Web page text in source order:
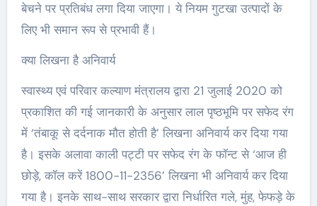
बेचने पर प्रतिबंध लगा दिया जाएगा। ये नियम गुटखा उत्पादों के
लिए भी समान रूप से प्रभावी हैं।
क्या लिखना है अनिवार्य
स्वास्थ्य एवं परिवार कल्याण मंत्रालय द्वारा 21 जुलाई 2020 को
प्रकाशित की गई जानकारी के अनुसार लाल पृष्ठभूमि पर सफेद रंग
में ‘तंबाकू से दर्दनाक मौत होती है’ लिखना अनिवार्य कर दिया गया
है। इसके अलावा काली पट्टी पर सफेद रंग के फॉन्ट से ‘आज ही
छोड़े, कॉल करें 1800-11-2356’ लिखना भी अनिवार्य कर दिया
गया है। इनके साथ-साथ सरकार द्वारा निर्धारित गले, मुंह, फेफड़े के